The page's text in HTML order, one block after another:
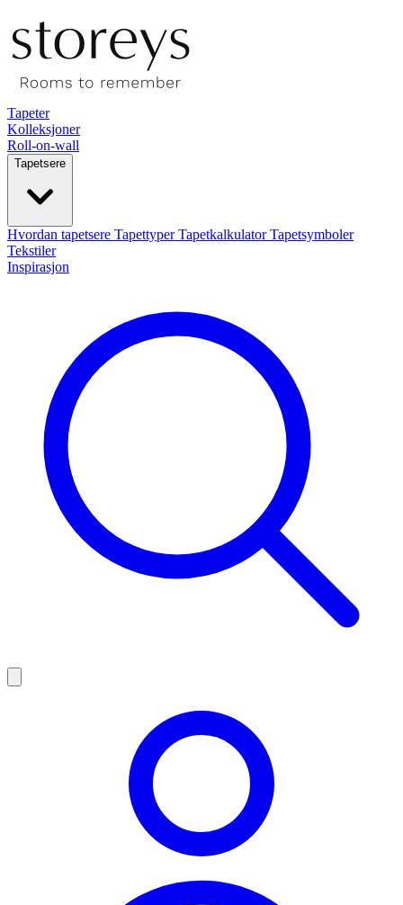
Tapeter
Kolleksjoner
Roll-on-wall
Tapetsere
Hvordan tapetsere TapettyperTapetkalkulatorTapetsymboler
Tekstiler
Inspirasjon